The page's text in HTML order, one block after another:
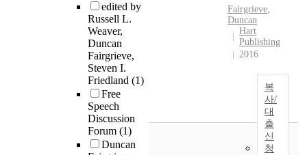
edited by
Russell L.
Weaver,
Duncan
Fairgrieve,
Steven I.
Friedland (1)
Free
Speech
Discussion
Forum (1)
Duncan
Fairgrieve,
Duncan
Hart
Publishing
2016
복
사/
대
출
신
청